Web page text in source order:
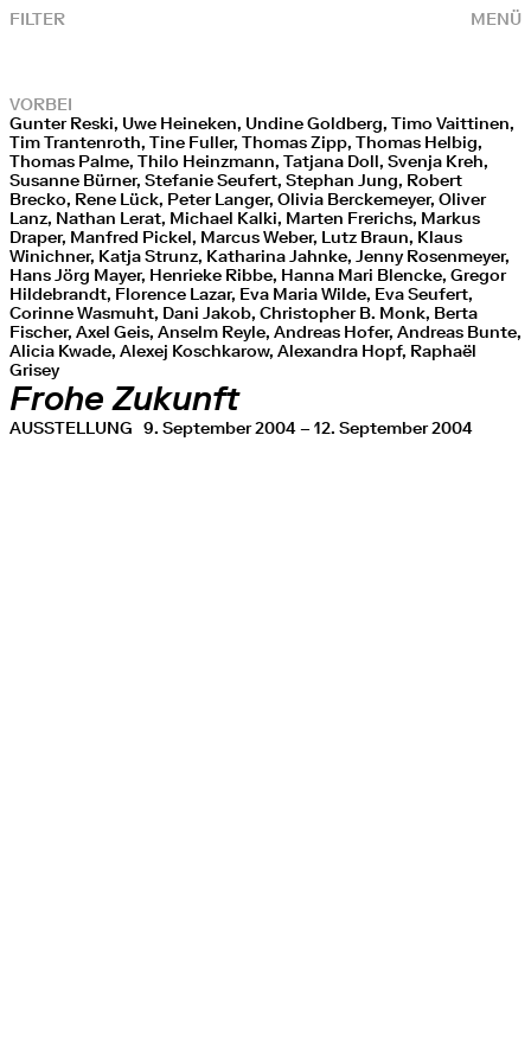
MENÜ
FILTER
VORBEI
Gunter Reski, Uwe Heineken, Undine Goldberg, Timo Vaittinen,
Tim Trantenroth, Tine Fuller, Thomas Zipp, Thomas Helbig,
Thomas Palme, Thilo Heinzmann, Tatjana Doll, Svenja Kreh,
Susanne Bürner, Stefanie Seufert, Stephan Jung, Robert
Brecko, Rene Lück, Peter Langer, Olivia Berckemeyer, Oliver
Lanz, Nathan Lerat, Michael Kalki, Marten Frerichs, Markus
Draper, Manfred Pickel, Marcus Weber, Lutz Braun, Klaus
Winichner, Katja Strunz, Katharina Jahnke, Jenny Rosenmeyer,
Hans Jörg Mayer, Henrieke Ribbe, Hanna Mari Blencke, Gregor
Hildebrandt, Florence Lazar, Eva Maria Wilde, Eva Seufert,
Corinne Wasmuht, Dani Jakob, Christopher B. Monk, Berta
Fischer, Axel Geis, Anselm Reyle, Andreas Hofer, Andreas Bunte,
Alicia Kwade, Alexej Koschkarow, Alexandra Hopf, Raphaël
Grisey
Frohe Zukunft
AUSSTELLUNG 9. September 2004 – 12. September 2004